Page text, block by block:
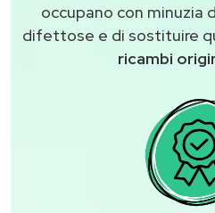
occupano con minuzia
difettose e di sostituire
ricambi